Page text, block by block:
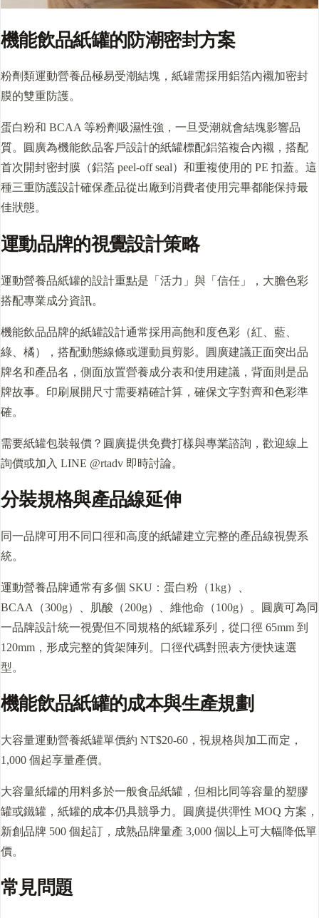
機能飲品紙罐的防潮密封方案
粉劑類運動營養品極易受潮結塊，紙罐需採用鋁箔內襯加密封
膜的雙重防護。
蛋白粉和 BCAA 等粉劑吸濕性強，一旦受潮就會結塊影響品
質。圓廣為機能飲品客戶設計的紙罐標配鋁箔複合內襯，搭配
首次開封密封膜（鋁箔 peel-off seal）和重複使用的 PE 扣蓋。這
種三重防護設計確保產品從出廠到消費者使用完畢都能保持最
佳狀態。
運動品牌的視覺設計策略
運動營養品紙罐的設計重點是「活力」與「信任」，大膽色彩
搭配專業成分資訊。
機能飲品品牌的紙罐設計通常採用高飽和度色彩（紅、藍、
綠、橘），搭配動態線條或運動員剪影。圓廣建議正面突出品
牌名和產品名，側面放置營養成分表和使用建議，背面則是品
牌故事。印刷展開尺寸需要精確計算，確保文字對齊和色彩準
確。
需要紙罐包裝報價？圓廣提供免費打樣與專業諮詢，歡迎線上
詢價或加入 LINE @rtadv 即時討論。
分裝規格與產品線延伸
同一品牌可用不同口徑和高度的紙罐建立完整的產品線視覺系
統。
運動營養品牌通常有多個 SKU：蛋白粉（1kg）、
BCAA（300g）、肌酸（200g）、維他命（100g）。圓廣可為同
一品牌設計統一視覺但不同規格的紙罐系列，從口徑 65mm 到
120mm，形成完整的貨架陣列。口徑代碼對照表方便快速選
型。
機能飲品紙罐的成本與生產規劃
大容量運動營養紙罐單價約 NT$20-60，視規格與加工而定，
1,000 個起享量產價。
大容量紙罐的用料多於一般食品紙罐，但相比同等容量的塑膠
罐或鐵罐，紙罐的成本仍具競爭力。圓廣提供彈性 MOQ 方案，
新創品牌 500 個起訂，成熟品牌量產 3,000 個以上可大幅降低單
價。
常見問題